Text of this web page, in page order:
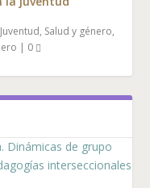
Juventud, Salud y género,
| 0